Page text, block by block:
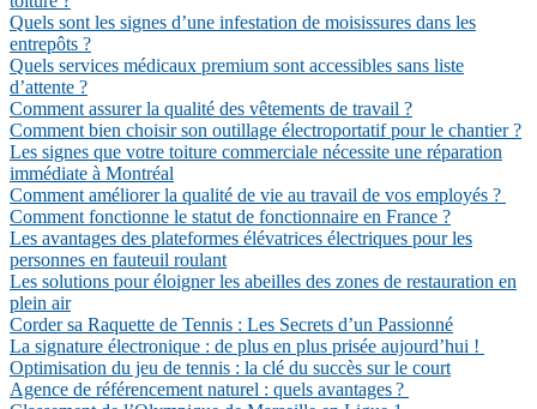
Quels sont les signes d’une infestation de moisissures dans les
entrepôts ?
Quels services médicaux premium sont accessibles sans liste
d’attente ?
Comment assurer la qualité des vêtements de travail ?
Comment bien choisir son outillage électroportatif pour le chantier ?
Les signes que votre toiture commerciale nécessite une réparation
immédiate à Montréal
Comment améliorer la qualité de vie au travail de vos employés ?
Comment fonctionne le statut de fonctionnaire en France ?
Les avantages des plateformes élévatrices électriques pour les
personnes en fauteuil roulant
Les solutions pour éloigner les abeilles des zones de restauration en
plein air
Corder sa Raquette de Tennis : Les Secrets d’un Passionné
La signature électronique : de plus en plus prisée aujourd’hui !
Optimisation du jeu de tennis : la clé du succès sur le court
Agence de référencement naturel : quels avantages ?